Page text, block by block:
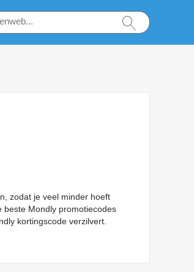
zodat je veel minder hoeft
beste Mondly promotiecodes
kortingscode verzilvert.